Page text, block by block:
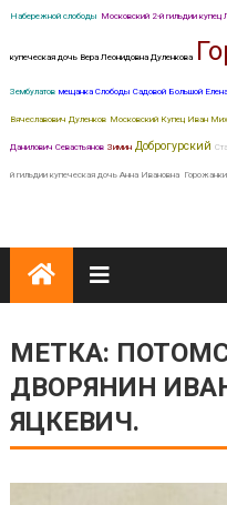
Набережной слободы Московский 2-й гильдии
купеческая дочь Вера Леонидовна Дуленкова
Зембулатов мещанка Слободы Садовой Большой Елена
Вячеславович Дуленков Московский Купец Иван
Данилович Севастьянов Зимин Доброгурский
й гильдии купеческая дочь Анна Ивановна
МЕТКА:
ДВОРЯНИН
ЯЦКЕВИЧ.